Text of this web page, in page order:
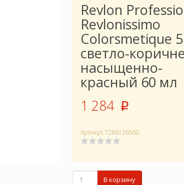
Revlon
Revlonissimo
Colorsmetique
светло-
насыщенно-
красный 60 мл
1 284 p
Артикул 7266126560
В корзину